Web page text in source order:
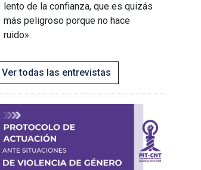
lento de la confianza, que es quizás
más peligroso porque no hace
ruido».
Ver todas las entrevistas
Imagen